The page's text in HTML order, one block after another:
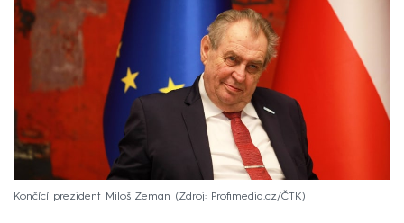
Končící prezident Miloš Zeman Zdroj: Profimedia.cz/ČTK